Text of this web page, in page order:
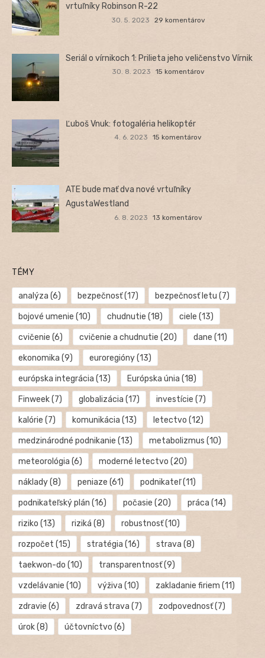
vrtuľníky Robinson R-22
30. 5. 2023 29 komentárov
Seriál o vírnikoch 1: Prilieta jeho veličenstvo Vírnik
30. 8. 2023 15 komentárov
Ľuboš Vnuk: fotogaléria helikoptér
4. 6. 2023 15 komentárov
ATE bude mať dva nové vrtuľníky
AgustaWestland
6. 8. 2023 13 komentárov
TÉMY
analýza (6) bezpečnosť(17) bezpečnosť letu (7)
bojové umenie (10) chudnutie (18) ciele (13)
cvičenie (6) cvičenie a chudnutie (20) dane (11)
ekonomika (9) euroregióny(13)
európska integrácia (13) Európska únia (18)
Finweek(7) globalizácia (17) investície (7)
kalórie (7) komunikácia (13) letectvo (12)
medzinárodné podnikanie (13) metabolizmus (10)
meteorológia (6) moderné letectvo (20)
náklady(8) peniaze (61) podnikateľ(11)
podnikateľský plán (16) počasie (20) práca (14)
riziko (13) riziká (8) robustnosť(10)
rozpočet (15) stratégia (16) strava (8)
taekwon-do (10) transparentnosť(9)
vzdelávanie (10) výživa (10) zakladanie firiem (11)
zdravie (6) zdravá strava (7) zodpovednosť(7)
úrok(8) účtovníctvo (6)